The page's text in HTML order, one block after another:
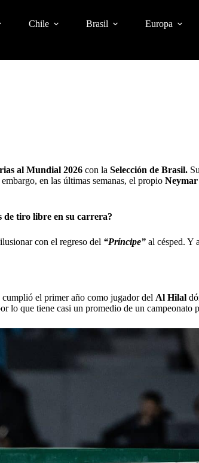
Chile Brasil Europa
al Mundial 2026 con la Selección de Brasil.
en las últimas semanas, el propio Neymar
de tiro libre en su carrera?
con el regreso del “Príncipe” al césped. Y
el primer año como jugador del Al Hilal
lo que tiene casi un promedio de un campeonato